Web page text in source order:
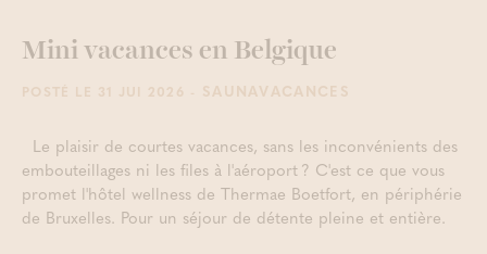
Mini vacances en Belgique
POSTÉ LE 31 JUI 2026 - SAUNAVACANCES
Le plaisir de courtes vacances, sans les inconvénients des
embouteillages ni les files à l'aéroport ? C'est ce que vous
promet l'hôtel wellness de Thermae Boetfort, en périphérie
de Bruxelles. Pour un séjour de détente pleine et entière.